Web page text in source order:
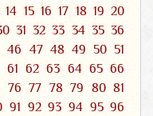
14 15 16 17 18 19 20
31 32 33 34 35 36
46 47 48 49 50 51
61 62 63 64 65 66
76 77 78 79 80 81
91 92 93 94 95 96